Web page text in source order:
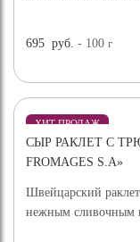
695 руб. - 100г
ХИТ ПРОДАЖ
ВЫБОР ЭКСПЕРТА
СЫР РАКЛЕТ С
FROMAGES S.A»
Швейцарский
нежным сливочным